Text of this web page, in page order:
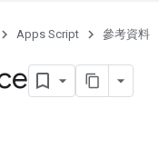
Apps Script 參考資料